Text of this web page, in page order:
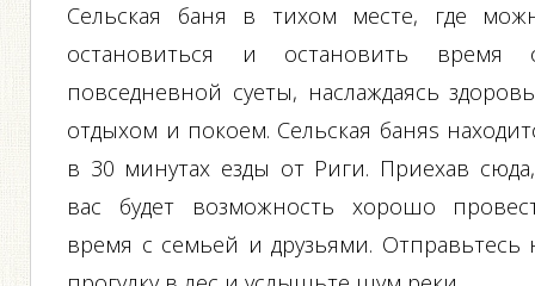
Сельская баня в тихом месте, где
остановиться и остановить время
повседневной суеты, наслаждаясь
отдыхом и покоем. Сельская баняs
в 30 минутах езды от Риги. Приехав
вас будет возможность хорошо
время с семьей и друзьями. Отправьтесь